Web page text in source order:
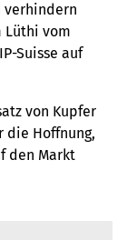
verhindern
Lüthi vom
Suisse auf
von Kupfer
die Hoffnung,
den Markt